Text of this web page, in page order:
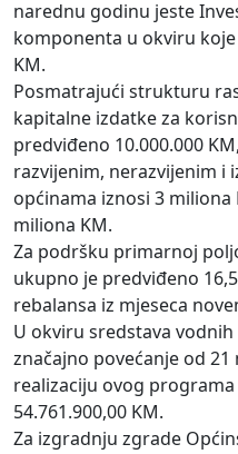
narednu godinu jeste
komponenta u okviru
KM.
Posmatrajući strukturu
kapitalne izdatke za
predviđeno 10.000.000
razvijenim, nerazvijenim i
općinama iznosi 3 miliona
miliona KM.
Za podršku primarnoj
ukupno je predviđeno
rebalansa iz mjeseca
U okviru sredstava
značajno povećanje od 21
realizaciju ovog
54.761.900,00 KM.
Za izgradnju zgrade